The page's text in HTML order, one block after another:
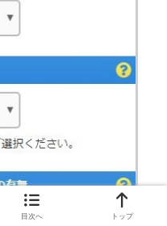
目次へ トップ